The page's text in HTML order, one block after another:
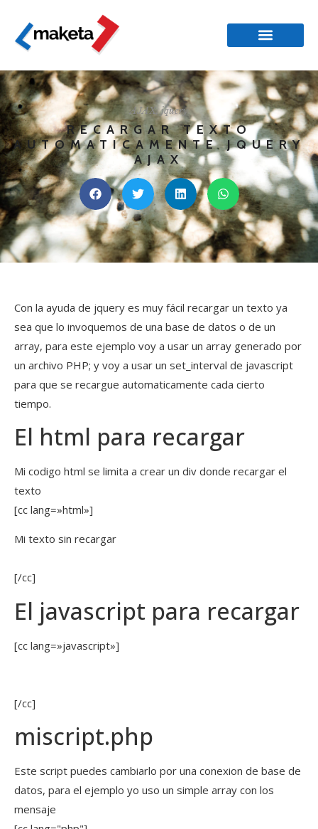
AJAX,jquery
RECARGAR TEXTO
AUTOMATICAMENTE JQUERY
AJAX
Con la ayuda de jquery es muy fácil recargar un texto ya
sea que lo invoquemos de una base de datos o de un
array, para este ejemplo voy a usar un array generado por
un archivo PHP; y voy a usar un set_interval de javascript
para que se recargue automaticamente cada cierto
tiempo.
El html para recargar
Mi codigo html se limita a crear un div donde recargar el
texto
[cc lang=»html»]
Mi texto sin recargar
[/cc]
El javascript para recargar
[cc lang=»javascript»]
[/cc]
miscript.php
Este script puedes cambiarlo por una conexion de base de
datos, para el ejemplo yo uso un simple array con los
mensaje